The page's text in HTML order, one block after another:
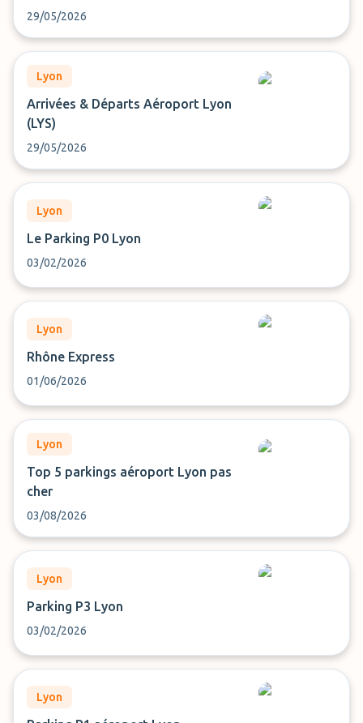
29/05/2026
Lyon
Arrivées & Départs Aéroport Lyon
(LYS)
29/05/2026
Lyon
Le Parking P0 Lyon
03/02/2026
Lyon
Rhône Express
01/06/2026
Lyon
Top 5 parkings aéroport Lyon pas
cher
03/08/2026
Lyon
Parking P3 Lyon
03/02/2026
Lyon